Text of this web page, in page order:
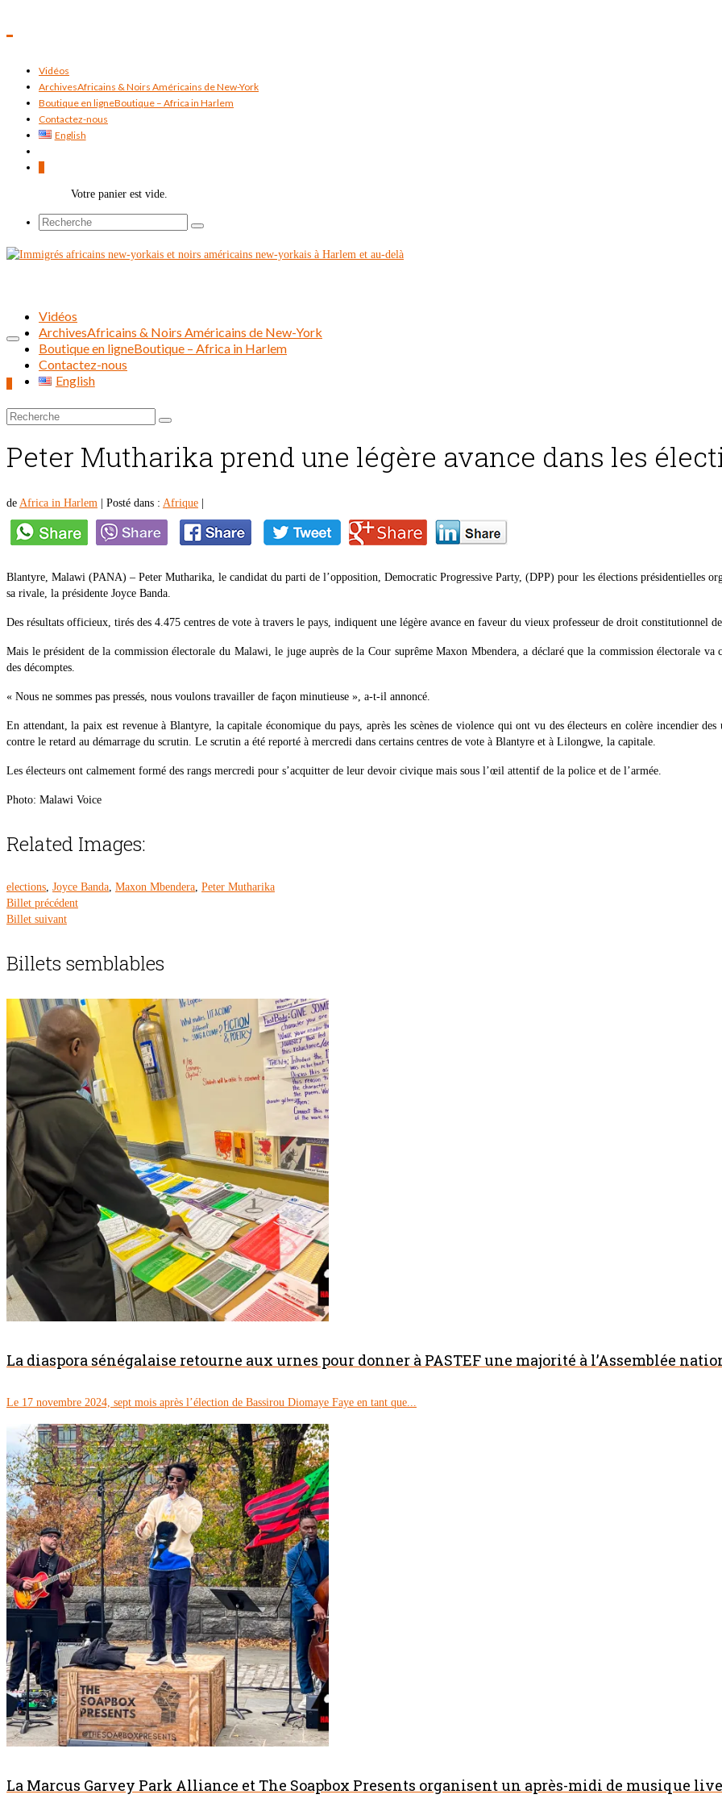
Vidéos
ArchivesAfricains & Noirs Américains de New-York
Boutique en ligneBoutique – Africa in Harlem
Contactez-nous
English
Votre panier est vide.
Rechercher :
Rechercher :
Vidéos
ArchivesAfricains & Noirs Américains de New-York
Boutique en ligneBoutique – Africa in Harlem
Contactez-nous
English
Peter Mutharika prend une légère avance dans les
de Africa in Harlem Posté dans : Afrique
Blantyre, Malawi (PANA) – Peter Mutharika, le candidat du parti de l’opposition, Democratic Progressive Party, (DPP) pour les élections présidentielles
sa rivale, la présidente Joyce Banda.
Des résultats officieux, tirés des 4.475 centres de vote à travers le pays, indiquent une légère avance en faveur du vieux professeur de droit constitutionnel
Mais le président de la commission électorale du Malawi, le juge auprès de la Cour suprême Maxon Mbendera, a déclaré que la commission électorale
des décomptes.
« Nous ne sommes pas pressés, nous voulons travailler de façon minutieuse », a-t-il annoncé.
En attendant, la paix est revenue à Blantyre, la capitale économique du pays, après les scènes de violence qui ont vu des électeurs en colère incendier
contre le retard au démarrage du scrutin. Le scrutin a été reporté à mercredi dans certains centres de vote à Blantyre et à Lilongwe, la capitale.
Les électeurs ont calmement formé des rangs mercredi pour s’acquitter de leur devoir civique mais sous l’œil attentif de la police et de l’armée.
Photo: Malawi Voice
Related Images:
elections, Joyce Banda, Maxon Mbendera, Peter Mutharika
Billet précédent
Billet suivant
Billets semblables
La diaspora sénégalaise retourne aux urnes pour donner à PASTEF une majorité à l’Assemblée
Le 17 novembre 2024, sept mois après l’élection de Bassirou Diomaye Faye en tant que...
La Marcus Garvey Park Alliance et The Soapbox Presents organisent un après-midi de musique